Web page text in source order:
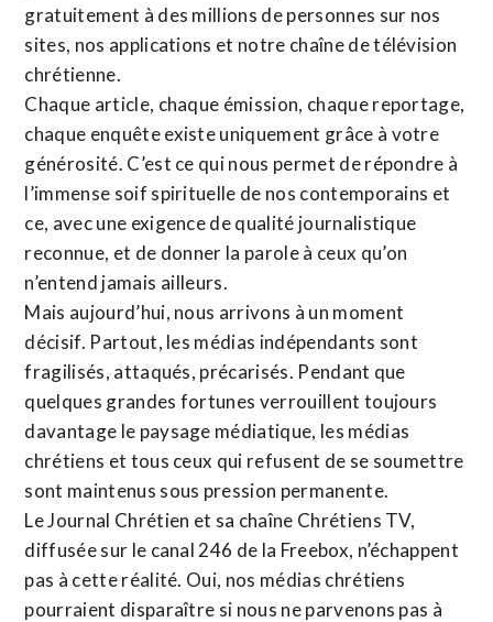
gratuitement à des millions de personnes sur nos
sites, nos applications et notre chaîne de télévision
chrétienne.
Chaque article, chaque émission, chaque reportage,
chaque enquête existe uniquement grâce à votre
générosité. C’est ce qui nous permet de répondre à
l’immense soif spirituelle de nos contemporains et
ce, avec une exigence de qualité journalistique
reconnue, et de donner la parole à ceux qu’on
n’entend jamais ailleurs.
Mais aujourd’hui, nous arrivons à un moment
décisif. Partout, les médias indépendants sont
fragilisés, attaqués, précarisés. Pendant que
quelques grandes fortunes verrouillent toujours
davantage le paysage médiatique, les médias
chrétiens et tous ceux qui refusent de se soumettre
sont maintenus sous pression permanente.
Le Journal Chrétien et sa chaîne Chrétiens TV,
diffusée sur le canal 246 de la Freebox, n’échappent
pas à cette réalité. Oui, nos médias chrétiens
pourraient disparaître si nous ne parvenons pas à